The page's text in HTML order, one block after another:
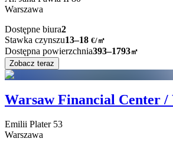
Warszawa
Dostępne biura2
Stawka czynszu13–18 €/㎡
Dostępna powierzchnia393–1793㎡
Zobacz teraz
Warsaw Financial Center /
Emilii Plater 53
Warszawa